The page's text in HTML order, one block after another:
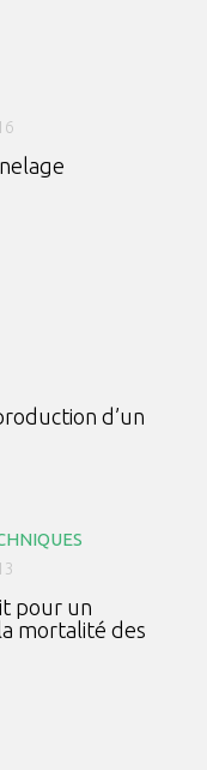
d’un
pour un
mortalité des